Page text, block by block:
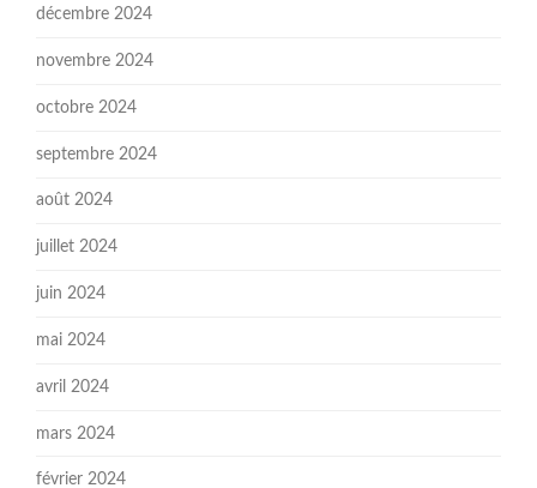
décembre 2024
novembre 2024
octobre 2024
septembre 2024
août 2024
juillet 2024
juin 2024
mai 2024
avril 2024
mars 2024
février 2024